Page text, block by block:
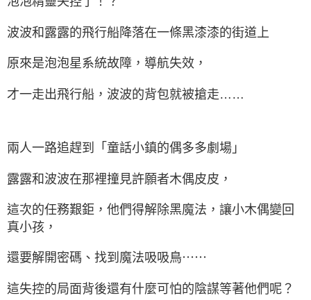
波波和露露的飛行船降落在一條黑漆漆的街道上
原來是泡泡星系統故障，導航失效，
才一走出飛行船，波波的背包就被搶走……
兩人一路追趕到「童話小鎮的偶多多劇場」
露露和波波在那裡撞見許願者木偶皮皮，
這次的任務艱鉅，他們得解除黑魔法，讓小木偶變回
真小孩，
還要解開密碼、找到魔法吸吸鳥⋯⋯
這失控的局面背後還有什麼可怕的陰謀等著他們呢？